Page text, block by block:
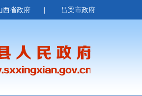
西省政府 | 吕梁市政府